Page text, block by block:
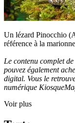
Un lézard Pinocchio
référence à la
Le contenu complet
pouvez également
digital. Vous le
numérique
Voir plus